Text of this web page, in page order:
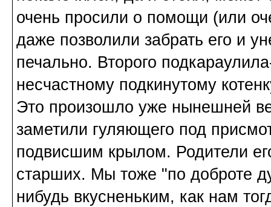
очень просили о помощи (или
даже позволили забрать его и
печально. Второго
несчастному подкинутому
Это произошло уже нынешней
заметили гуляющего под
подвисшим крылом. Родители
старших. Мы тоже "по доброте
нибудь вкусненьким, как нам